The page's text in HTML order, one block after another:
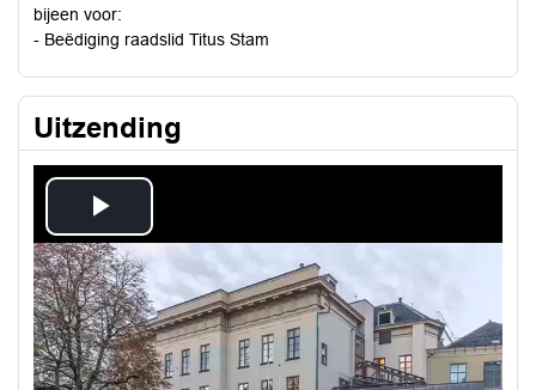
bijeen voor:
- Beëdiging raadslid Titus Stam
Uitzending
Play
Video